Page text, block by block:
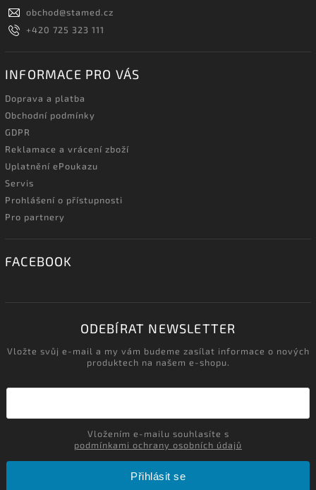
obchod@stamed.cz
+420 725 323 111
INFORMACE PRO VÁS
Doprava a platba
Obchodní podmínky
GDPR
Reklamace a vrácení zboží
Uplatnění ePoukazu
Servis
Prohlášení o přístupnosti
Pro partnery
FACEBOOK
ODEBÍRAT NEWSLETTER
Vložte svůj e-mail a my vám budeme zasílat informace o nových
produktech na našem e-shopu.
podmínkami ochrany osobních údajů
Přihlásit se